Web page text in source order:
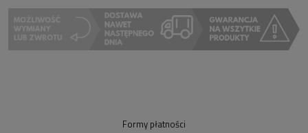
Formy płatności